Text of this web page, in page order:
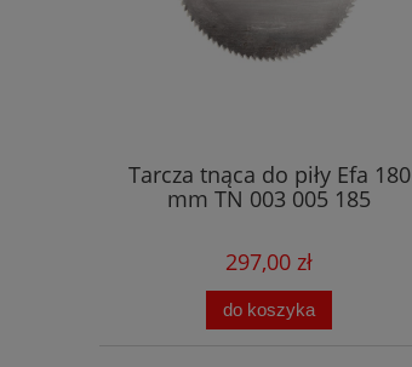
Tarcza tnąca do piły Efa 180
mm TN 003 005 185
297,00 zł
do koszyka